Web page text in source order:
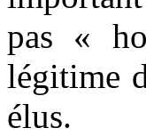
pas «
légitime
élus.